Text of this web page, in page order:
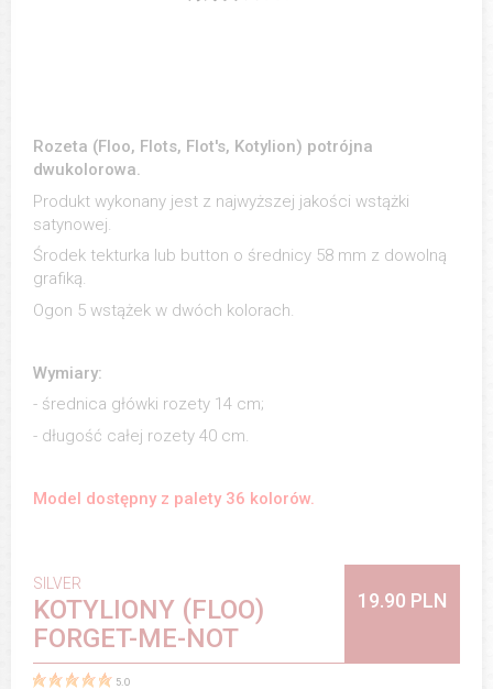
Rozeta (Floo, Flots, Flot's, Kotylion) potrójna
dwukolorowa.
Produkt wykonany jest z najwyższej jakości wstążki
satynowej.
Środek tekturka lub button o średnicy 58 mm z dowolną
grafiką.
Ogon 5 wstążek w dwóch kolorach.
Wymiary:
- średnica główki rozety 14 cm;
- długość całej rozety 40 cm.
Model dostępny z palety 36 kolorów.
SILVER
KOTYLIONY (FLOO)
FORGET-ME-NOT
19.90 PLN
5.0